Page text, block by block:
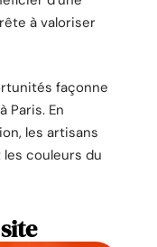
à valoriser
façonne
Paris. En
les artisans
couleurs du